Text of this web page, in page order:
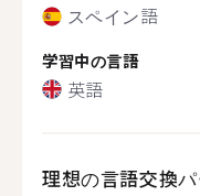
スペイン語
学習中の言語
英語
理想の言語交換